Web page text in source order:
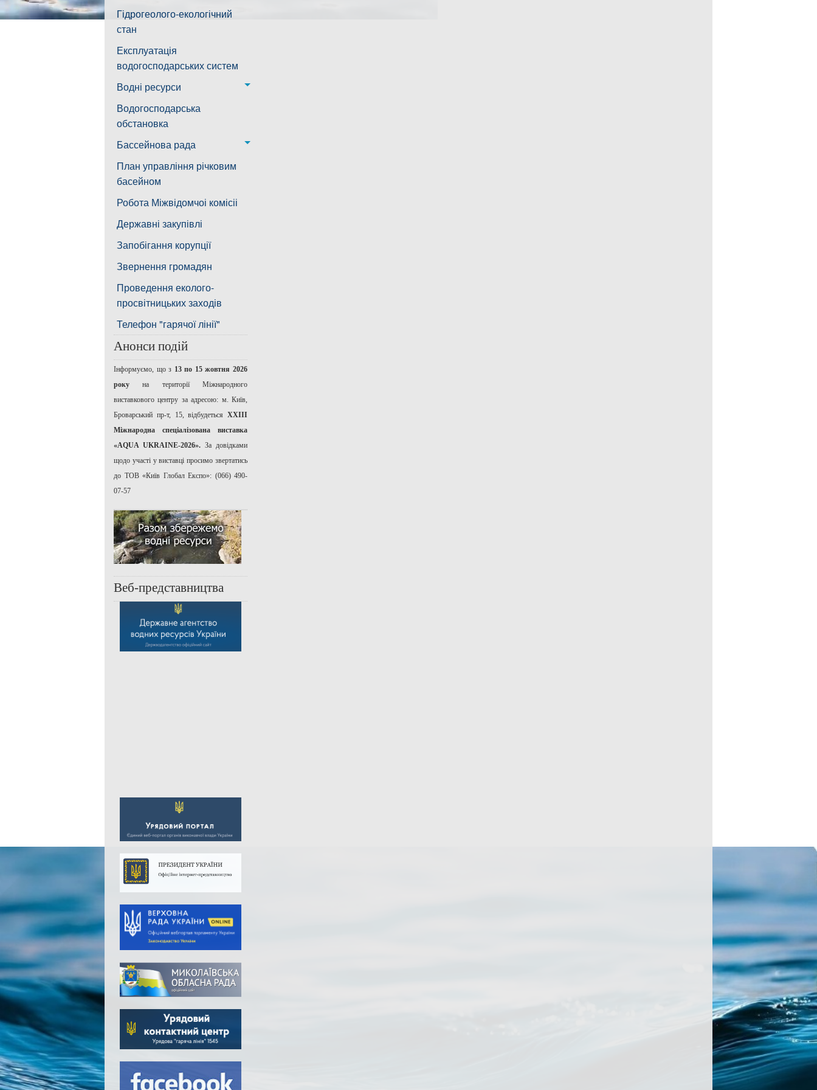
Структура
водогін № 1,2
Воскресенська дільниця –
водогін № 3
Ковалівська дільниця
Новобузька дільниця
Снігурівська дільниця
Дільниця з обслуговування
насосного обладнання та
водоочисних установок
Лабораторія моніторингу
вод
Лабораторія питного
водопостачання
Гідрогеолого-екологічний
стан
Експлуатація
водогосподарських систем
Водні ресурси
Режими роботи водних
об’єктів
Водогосподарська
обстановка
Бассейнова рада
Басейнова рада
Південного Бугу
Басейнова рада нижнього
Дніпра
Басейнова рада річок
Причорномор'я
План управління річковим
басейном
Робота Міжвідомчоі комісіі
Державні закупівлі
Запобігання корупції
Звернення громадян
Проведення еколого-
просвітницьких заходів
Телефон "гарячої лінії"
Анонси подій
Інформуємо, що з 13 по 15 жовтня 2026
року на території Міжнародного
виставкового центру за адресою: м. Київ,
Броварський пр-т, 15, відбудеться ХХІІІ
Міжнародна спеціалізована виставка
«AQUA UKRAINE-2026». За довідками
щодо участі у виставці просимо звертатись
до ТОВ «Київ Глобал Експо»: (066) 490-
07-57
Веб-представництва